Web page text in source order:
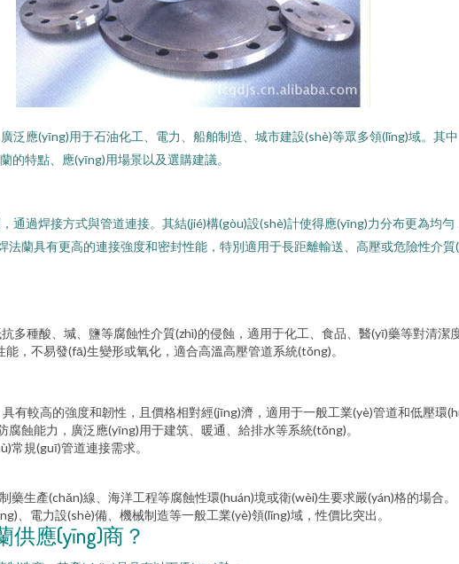
泛應(yīng)用于石油化工、電力、船舶制造、城市建設(shè)等眾多領(lǐng)域。其
的特點、應(yīng)用場景以及選購建議。
通過焊接方式與管道連接。其結(jié)構(gòu)設(shè)計使得應(yīng)力分布更為均
蘭具有更高的連接強度和密封性能，特別適用于長距離輸送、高壓或危險性介質
多種酸、堿、鹽等腐蝕性介質(zhì)的侵蝕，適用于化工、食品、醫(yī)藥等對清潔
，不易發(fā)生變形或氧化，適合高溫高壓管道系統(tǒng)。
有較高的強度和韌性，且價格相對經(jīng)濟，適用于一般工業(yè)管道和低壓環
蝕能力，廣泛應(yīng)用于建筑、暖通、給排水等系統(tǒng)。
常規(guī)管道連接需求。
藥生產(chǎn)線、海洋工程等腐蝕性環(huán)境或衛(wèi)生要求嚴(yán)格的場合。
、電力設(shè)備、機械制造等一般工業(yè)領(lǐng)域，性價比突出。
供應(yīng)商？